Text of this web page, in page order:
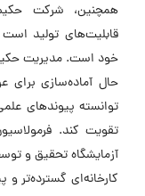
همچنین، شرکت
قابلیت‌های تولید
خود است. مدیریت
حال آماده‌سازی
توانسته پیوندهای
تقویت کند.
آزمایشگاه تحقیق و